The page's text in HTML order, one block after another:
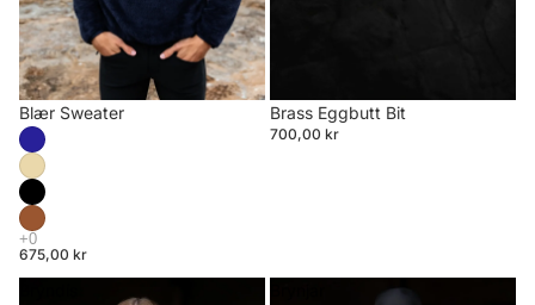
Blær Sweater
675,00 kr
Brass Eggbutt Bit
700,00 kr